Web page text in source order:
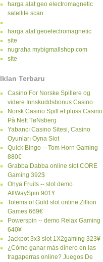
harga alat geo electromagnetic
satellite scan
harga alat geoelectromagnetic
site
nugraha mybigmallshop.com
site
Iklan Terbaru
Casino For Norske Spillere og
videre Innskuddsbonus Casino
Norsk Casino Spill et pluss Casino
På Nett TøNsberg
Yabancı Casino Sitesi, Casino
Oyunları Oyna Slot
Quick Bingo -- Tom Horn Gaming
880€
Grabba Dabba online slot CORE
Gaming 392$
Ohya Fruits -- slot demo
AllWaySpin 901¥
Totems of Gold slot online Zillion
Games 669€
Powerspin -- demo Relax Gaming
640¥
Jackpot 3x3 slot 1X2gaming 323¥
¿Cómo ganar más dinero en las
tragaperras online? Juegos De